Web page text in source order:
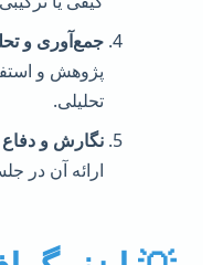
جمع‌آوری و تحلیل
پژوهش و استفاده
تحلیلی.
نگارش و دفاع از
ارائه آن در جلسه